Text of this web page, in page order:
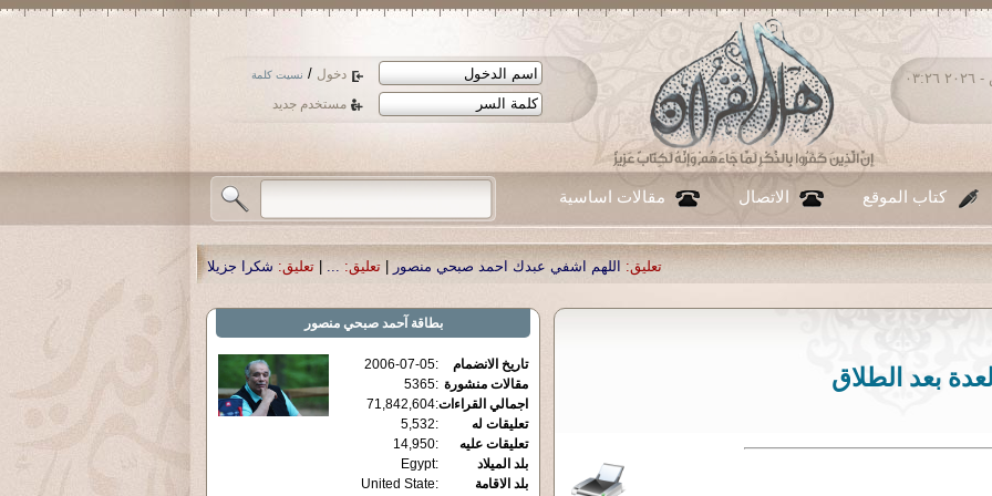
دخول / نسيت كلمة
مستخدم جديد
السبت ٠٨ - أغسطس - ٢٠٢٦ ٠٣:٢٦
كتاب الموقع الاتصال مقالات اساسية
اللهم اشفي عبدك احمد صبحي منصور تعليق: ...
| تعليق: شكرا جزيلا أستاذ حمد الحمد .أكرمكم الله .
العدة بعد الطلاق
بطاقة آحمد صبحي منصور
تاريخ الانضمام :
2006-07-05
مقالات منشورة :
5365
اجمالي القراءات:
71,842,604
تعليقات له
:
5,532
تعليقات عليه
:
14,950
بلد الميلاد
:
Egypt
بلد الاقامة
:
United State